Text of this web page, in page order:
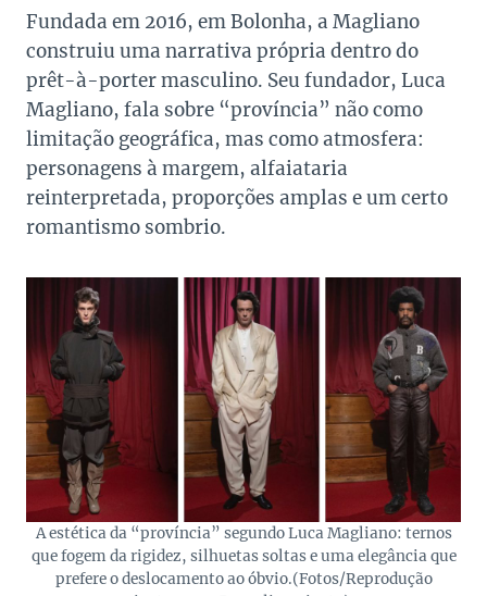
Fundada em 2016, em Bolonha, a Magliano
construiu uma narrativa própria dentro do
prêt-à-porter masculino. Seu fundador, Luca
Magliano, fala sobre “província” não como
limitação geográfica, mas como atmosfera:
personagens à margem, alfaiataria
reinterpretada, proporções amplas e um certo
romantismo sombrio.
A estética da “província” segundo Luca Magliano: ternos
que fogem da rigidez, silhuetas soltas e uma elegância que
prefere o deslocamento ao óbvio.(Fotos/Reprodução